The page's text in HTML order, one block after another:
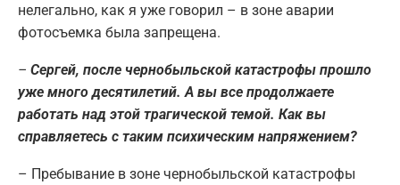
нелегально, как я уже говорил – в зоне аварии
фотосъемка была запрещена.
– Сергей, после чернобыльской катастрофы прошло
уже много десятилетий. А вы все продолжаете
работать над этой трагической темой. Как вы
справляетесь с таким психическим напряжением?
– Пребывание в зоне чернобыльской катастрофы